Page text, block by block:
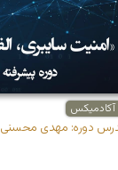
آکادمیکس
دوره: مهدی محسنی